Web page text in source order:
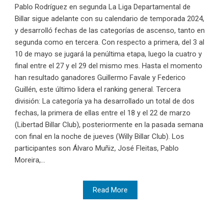
Pablo Rodríguez en segunda La Liga Departamental de
Billar sigue adelante con su calendario de temporada 2024,
y desarrolló fechas de las categorías de ascenso, tanto en
segunda como en tercera. Con respecto a primera, del 3 al
10 de mayo se jugará la penúltima etapa, luego la cuatro y
final entre el 27 y el 29 del mismo mes. Hasta el momento
han resultado ganadores Guillermo Favale y Federico
Guillén, este último lidera el ranking general. Tercera
división: La categoría ya ha desarrollado un total de dos
fechas, la primera de ellas entre el 18 y el 22 de marzo
(Libertad Billar Club), posteriormente en la pasada semana
con final en la noche de jueves (Willy Billar Club). Los
participantes son Álvaro Muñiz, José Fleitas, Pablo
Moreira,...
Read More